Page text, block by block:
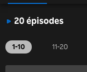
20 épisodes
1-10 11-20